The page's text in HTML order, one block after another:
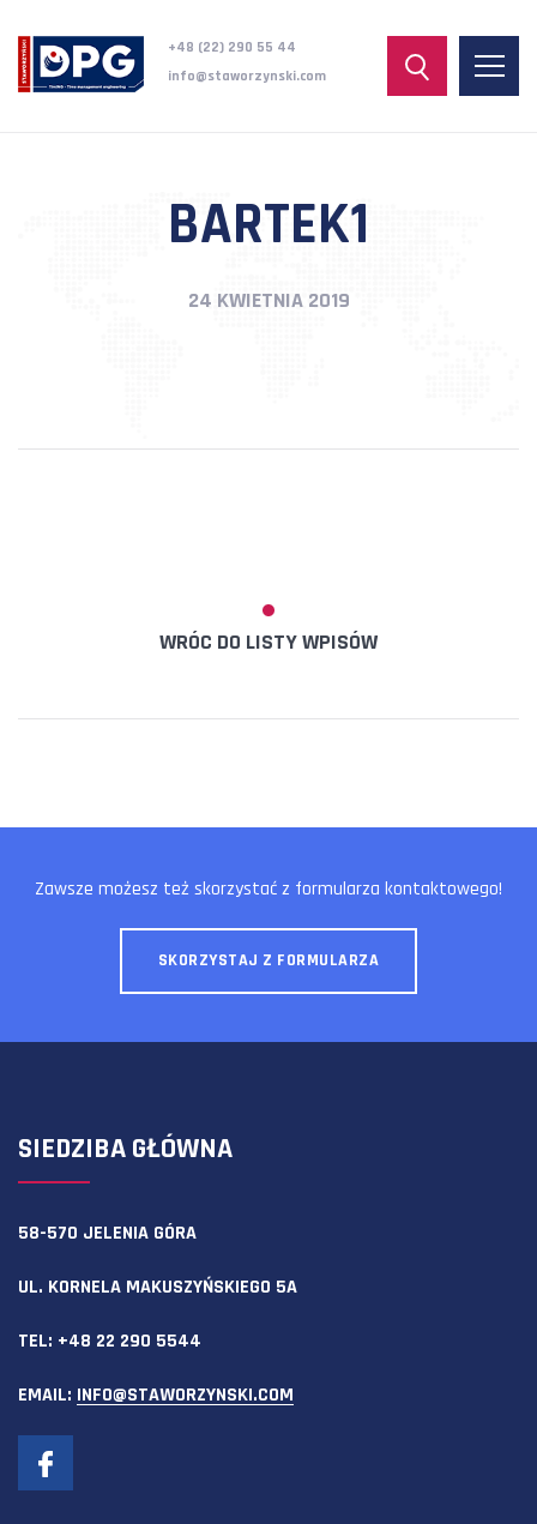
+48 (22) 290 55 44
info@staworzynski.com
BARTEK1
24 KWIETNIA 2019
WRÓC DO LISTY WPISÓW
Zawsze możesz też skorzystać z formularza kontaktowego!
SKORZYSTAJ Z FORMULARZA
SIEDZIBA GŁÓWNA
58-570 JELENIA GÓRA
UL. KORNELA MAKUSZYŃSKIEGO 5A
TEL: +48 22 290 5544
EMAIL: INFO@STAWORZYNSKI.COM